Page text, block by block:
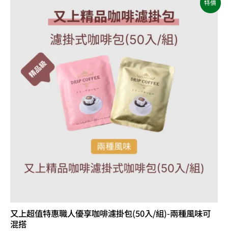
特價
又上超值特惠職人優享咖啡濾掛包(50入/組)-兩種風味可
混搭
始
價
格：
NT$1,200。
前
價
格：
NT$960。